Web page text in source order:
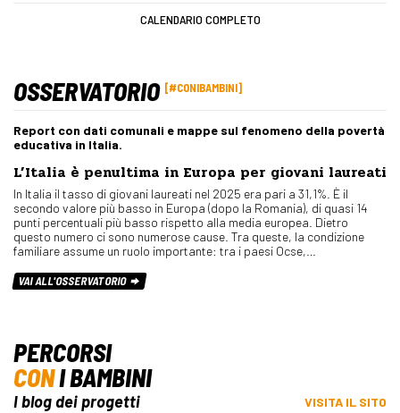
CALENDARIO COMPLETO
OSSERVATORIO #CONIBAMBINI
Report con dati comunali e mappe sul fenomeno della povertà
educativa in Italia.
L’Italia è penultima in Europa per giovani laureati
In Italia il tasso di giovani laureati nel 2025 era pari a 31,1%. È il
secondo valore più basso in Europa (dopo la Romania), di quasi 14
punti percentuali più basso rispetto alla media europea. Dietro
questo numero ci sono numerose cause. Tra queste, la condizione
familiare assume un ruolo importante: tra i paesi Ocse,…
VAI ALL'OSSERVATORIO
PERCORSI
CONI BAMBINI
I blog dei progetti VISITA IL SITO